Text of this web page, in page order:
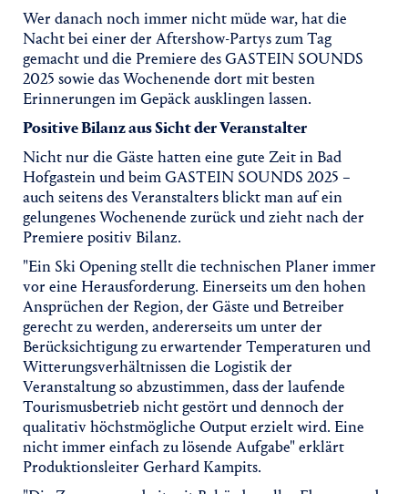
Wer danach noch immer nicht müde war, hat die
Nacht bei einer der Aftershow-Partys zum Tag
gemacht und die Premiere des GASTEIN SOUNDS
2025 sowie das Wochenende dort mit besten
Erinnerungen im Gepäck ausklingen lassen.
Positive Bilanz aus Sicht der Veranstalter
Nicht nur die Gäste hatten eine gute Zeit in Bad
Hofgastein und beim GASTEIN SOUNDS 2025 –
auch seitens des Veranstalters blickt man auf ein
gelungenes Wochenende zurück und zieht nach der
Premiere positiv Bilanz.
"Ein Ski Opening stellt die technischen Planer immer
vor eine Herausforderung. Einerseits um den hohen
Ansprüchen der Region, der Gäste und Betreiber
gerecht zu werden, andererseits um unter der
Berücksichtigung zu erwartender Temperaturen und
Witterungsverhältnissen die Logistik der
Veranstaltung so abzustimmen, dass der laufende
Tourismusbetrieb nicht gestört und dennoch der
qualitativ höchstmögliche Output erzielt wird. Eine
nicht immer einfach zu lösende Aufgabe" erklärt
Produktionsleiter Gerhard Kampits.